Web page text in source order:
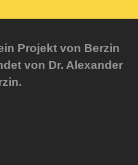
Projekt von Berzin
von Dr. Alexander